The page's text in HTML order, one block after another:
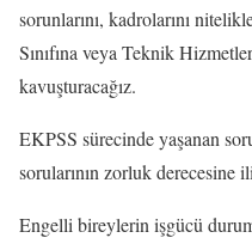
sorunlarını, kadrolarını
Sınıfına veya Teknik
kavuşturacağız.
EKPSS sürecinde yaşanan
sorularının zorluk derecesine
Engelli bireylerin işgücü